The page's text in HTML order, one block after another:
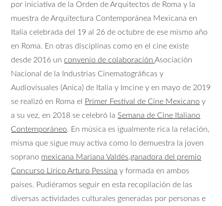
por iniciativa de la Orden de Arquitectos de Roma y la
muestra de Arquitectura Contemporánea Mexicana en
Italia celebrada del 19 al 26 de octubre de ese mismo año
en Roma. En otras disciplinas como en el cine existe
desde 2016 un convenio de colaboraciónAsociación
Nacional de la Industrias Cinematográficas y
Audiovisuales (Anica) de Italia y Imcine y en mayo de 2019
se realizó en Roma el
Primer Festival de Cine Mexicano y
a su vez, en 2018 se celebró la Semana de Cine Italiano
Contemporáneo. En música es igualmente rica la relación,
misma que sigue muy activa como lo demuestra la joven
soprano mexicana Mariana Valdés,ganadora del premio
Concurso Lírico Arturo Pessina y formada en ambos
países. Pudiéramos seguir en esta recopilación de las
diversas actividades culturales generadas por personas e